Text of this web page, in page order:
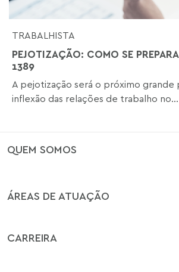
TRABALHISTA
PEJOTIZAÇÃO: COMO SE
1389
A pejotização será o próximo
inflexão das relações de trabalho no...
QUEM SOMOS
ÁREAS DE ATUAÇÃO
CARREIRA